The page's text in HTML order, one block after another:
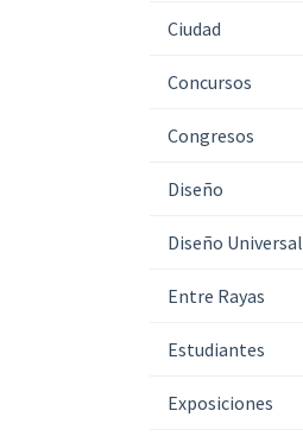
Ciudad
Concursos
Congresos
Diseño
Diseño Universal
Entre Rayas
Estudiantes
Exposiciones